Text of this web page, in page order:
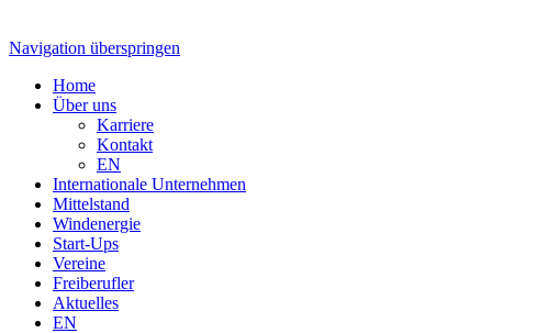
Navigation überspringen
Home
Über uns
Karriere
Kontakt
EN
Internationale Unternehmen
Mittelstand
Windenergie
Start-Ups
Vereine
Freiberufler
Aktuelles
EN